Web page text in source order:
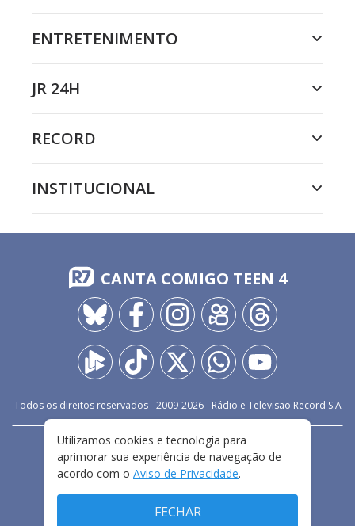
ENTRETENIMENTO
JR 24H
RECORD
INSTITUCIONAL
CANTA COMIGO TEEN 4
Todos os direitos reservados - 2009-2026- Rádio e Televisão Record S.A
FALE CONOSCO
PRIVACIDADE
TERMOS E CONDIÇÕES DE USO
Utilizamos cookies e tecnologia para
aprimorar sua experiência de navegação de
acordo com o Aviso de Privacidade.
FECHAR